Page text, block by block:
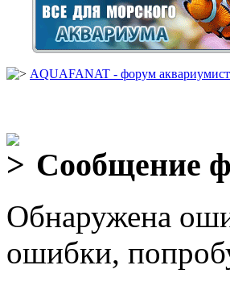
AQUAFANAT - форум
Сообщение
Обнаружена
ошибки,